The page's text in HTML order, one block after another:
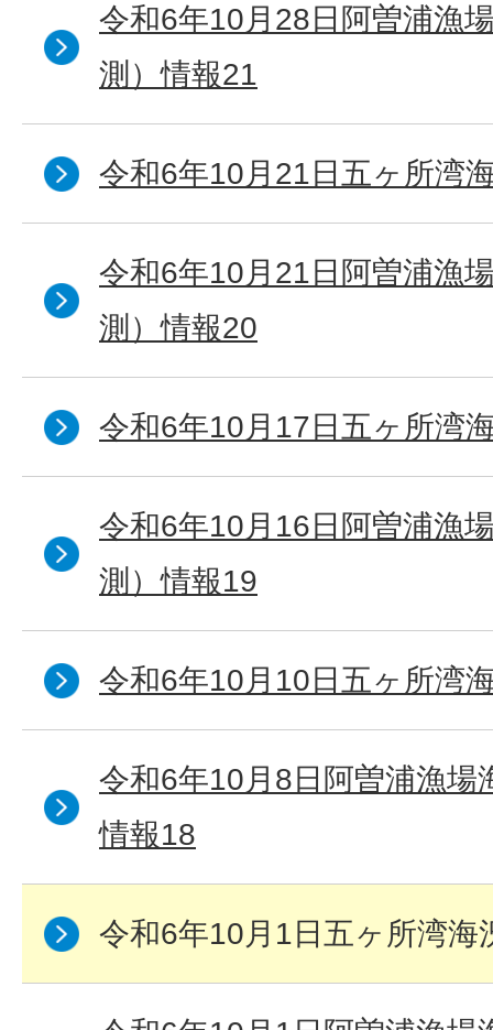
令和6年10月28日阿曽浦漁
測）情報21
令和6年10月21日五ヶ所湾
令和6年10月21日阿曽浦漁
測）情報20
令和6年10月17日五ヶ所湾
令和6年10月16日阿曽浦漁
測）情報19
令和6年10月10日五ヶ所湾
令和6年10月8日阿曽浦漁場
情報18
令和6年10月1日五ヶ所湾海